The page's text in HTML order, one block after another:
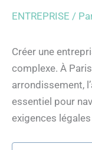
ENTREPRISE /
Créer une
complexe. À
arrondissement,
essentiel pour
exigences